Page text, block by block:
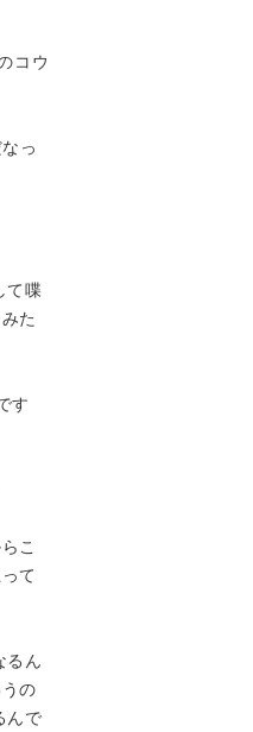
コウ
っ
て喋
た
す
こ
て
るん
の
んで